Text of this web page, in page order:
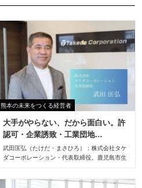
熊本の未来をつくる経営者
大手がやらない、だから面白い。許
認可・企業誘致・工業団地…
武田匡弘（たけだ・まさひろ）：株式会社タケ
ダコーポレーション・代表取締役。鹿児島市生
る。その後、建設会社へ転職し7年間にわたり